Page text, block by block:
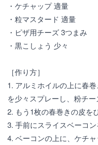
・ケチャップ 適量
・粒マスタード 適量
・ピザ用チーズ 3つまみ
・黒こしょう 少々
［作り方］
1. アルミホイルの上に春
を少々スプレーし、粉チー
2. もう1枚の春巻きの皮を
3. 手前にスライスベーコン
4. ベーコンの上に、ケチ